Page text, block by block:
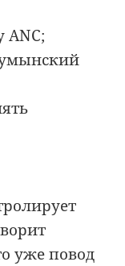
ANC;
уже повод